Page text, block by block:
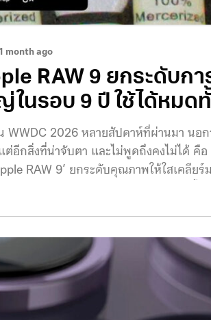
month ago
RAW 9 ยกระดับก
ในรอบ 9 ปี ใช้ได้หมด
WWDC 2026 หลายสัปดาห์ที่ผ่านมา นอ
ต่อีกสิ่งที่น่าจับตา และไม่พูดถึงคงไม่ได้ คื
RAW 9’ ยกระดับคุณภาพให้ใสเคลีย